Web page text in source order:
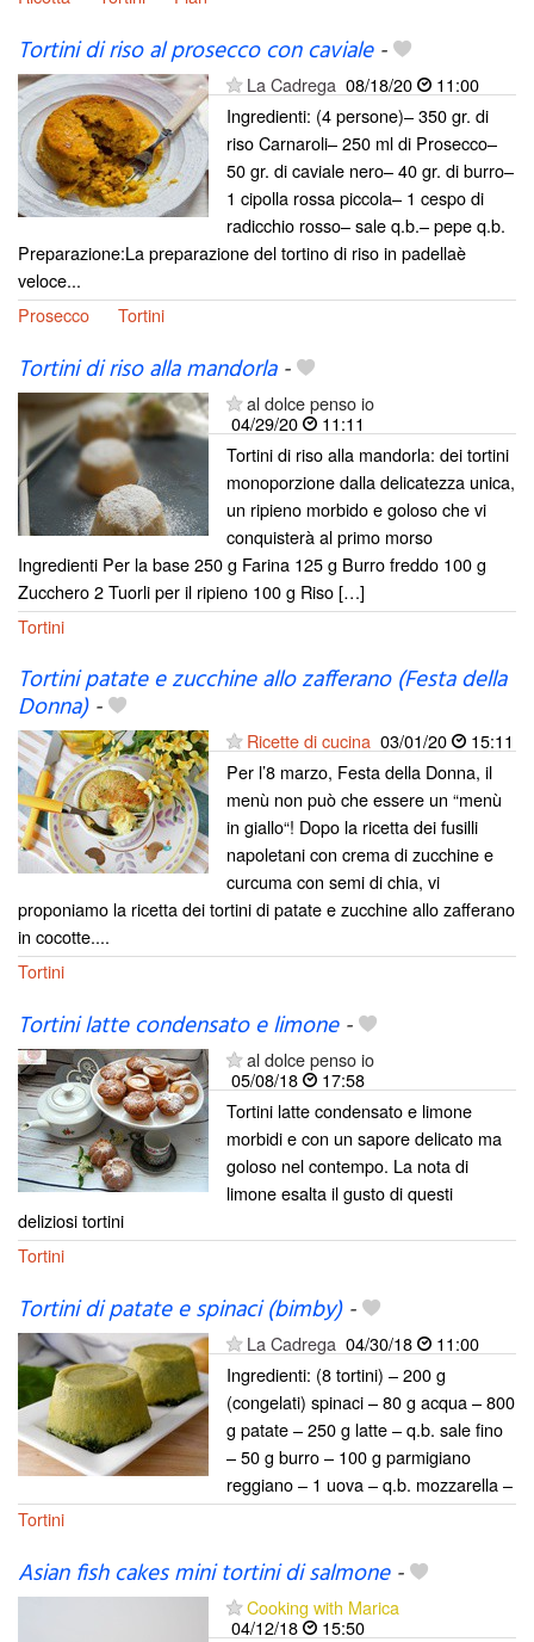
Tortini di riso al prosecco con caviale-
La Cadrega 08/18/20
11:00
Ingredienti: (4 persone)– 350 gr. di
riso Carnaroli– 250 ml di Prosecco–
50 gr. di caviale nero– 40 gr. di burro–
1 cipolla rossa piccola– 1 cespo di
radicchio rosso– sale q.b.– pepe q.b.
Preparazione:La preparazione del tortino di riso in padellaè
veloce...
Prosecco
Tortini
Tortini di riso alla mandorla-
al dolce penso io
04/29/20
11:11
Tortini di riso alla mandorla: dei tortini
monoporzione dalla delicatezza unica,
un ripieno morbido e goloso che vi
conquisterà al primo morso
Ingredienti Per la base 250 g Farina 125 g Burro freddo 100 g
Zucchero 2 Tuorli per il ripieno 100 g Riso […]
Tortini
Tortini patate e zucchine allo zafferano (Festa della
Donna)-
Ricette di cucina 03/01/20
15:11
Per l’8 marzo, Festa della Donna, il
menù non può che essere un “menù
in giallo“! Dopo la ricetta dei fusilli
napoletani con crema di zucchine e
curcuma con semi di chia, vi
proponiamo la ricetta dei tortini di patate e zucchine allo zafferano
in cocotte....
Tortini
Tortini latte condensato e limone-
al dolce penso io
05/08/18
17:58
Tortini latte condensato e limone
morbidi e con un sapore delicato ma
goloso nel contempo. La nota di
limone esalta il gusto di questi
deliziosi tortini
Tortini
Tortini di patate e spinaci (bimby)-
La Cadrega 04/30/18
11:00
Ingredienti: (8 tortini) – 200 g
(congelati) spinaci – 80 g acqua – 800
g patate – 250 g latte – q.b. sale fino
– 50 g burro – 100 g parmigiano
reggiano – 1 uova – q.b. mozzarella –
Tortini
Asian fish cakes mini tortini di salmone-
Cooking with Marica
04/12/18
15:50